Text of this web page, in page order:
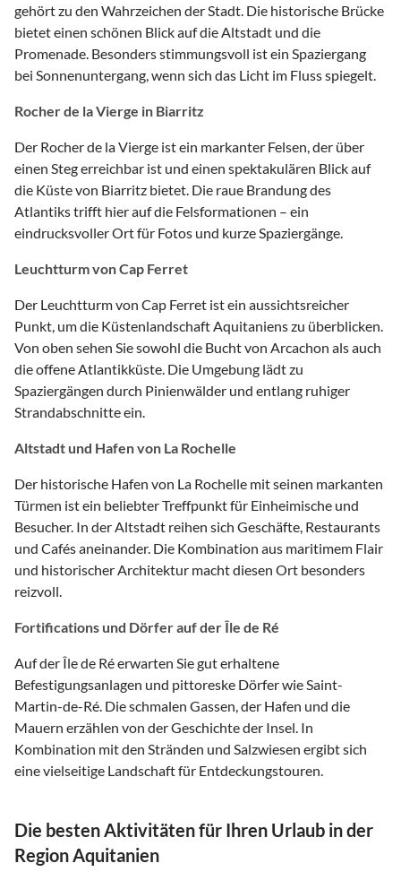
gehört zu den Wahrzeichen der Stadt. Die historische Brücke
bietet einen schönen Blick auf die Altstadt und die
Promenade. Besonders stimmungsvoll ist ein Spaziergang
bei Sonnenuntergang, wenn sich das Licht im Fluss spiegelt.
Rocher de la Vierge in Biarritz
Der Rocher de la Vierge ist ein markanter Felsen, der über
einen Steg erreichbar ist und einen spektakulären Blick auf
die Küste von Biarritz bietet. Die raue Brandung des
Atlantiks trifft hier auf die Felsformationen – ein
eindrucksvoller Ort für Fotos und kurze Spaziergänge.
Leuchtturm von Cap Ferret
Der Leuchtturm von Cap Ferret ist ein aussichtsreicher
Punkt, um die Küstenlandschaft Aquitaniens zu überblicken.
Von oben sehen Sie sowohl die Bucht von Arcachon als auch
die offene Atlantikküste. Die Umgebung lädt zu
Spaziergängen durch Pinienwälder und entlang ruhiger
Strandabschnitte ein.
Altstadt und Hafen von La Rochelle
Der historische Hafen von La Rochelle mit seinen markanten
Türmen ist ein beliebter Treffpunkt für Einheimische und
Besucher. In der Altstadt reihen sich Geschäfte, Restaurants
und Cafés aneinander. Die Kombination aus maritimem Flair
und historischer Architektur macht diesen Ort besonders
reizvoll.
Fortifications und Dörfer auf der Île de Ré
Auf der Île de Ré erwarten Sie gut erhaltene
Befestigungsanlagen und pittoreske Dörfer wie Saint-
Martin-de-Ré. Die schmalen Gassen, der Hafen und die
Mauern erzählen von der Geschichte der Insel. In
Kombination mit den Stränden und Salzwiesen ergibt sich
eine vielseitige Landschaft für Entdeckungstouren.
Die besten Aktivitäten für Ihren Urlaub in der
Region Aquitanien